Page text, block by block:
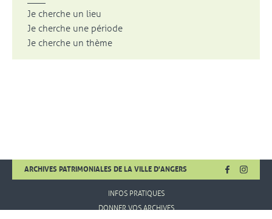
Je cherche un lieu
Je cherche une période
Je cherche un thème
ARCHIVES PATRIMONIALES DE LA VILLE D'ANGERS FACEBOOK
, OUVRE
,
INFOS PRATIQUES
DONNER VOS ARCHIVES